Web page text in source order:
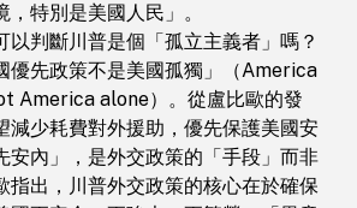
特別是美國人民」。
以判斷川普是個「孤立主義者」嗎？
優先政策不是美國孤獨」（America
America alone）。從盧比歐的發
減少耗費對外援助，優先保護美國安
安內」，是外交政策的「手段」而非
指出，川普外交政策的核心在於確保